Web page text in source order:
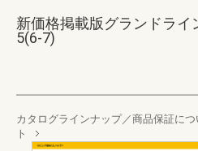
新価格掲載版グランドライ
5(6-7)
カタログラインナップ／商品保証に
ト